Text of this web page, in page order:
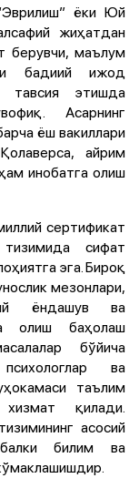
ёки Юй
жиҳатдан
берувчи, маълум
бадиий ижод
тавсия этишда
Асарнинг
ёш вакиллари
айрим
инобатга олиш
сертификат
сифат
эга. Бироқ
мезонлари,
ёндашув ва
олиш баҳолаш
бўйича
ва
таълим
қилади.
асосий
билим ва